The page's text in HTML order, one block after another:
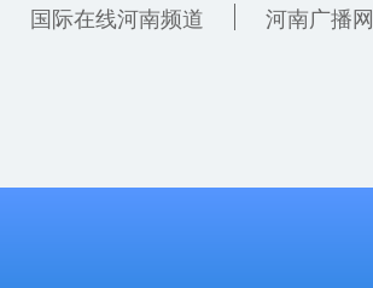
国际在线河南频道
河南广播网